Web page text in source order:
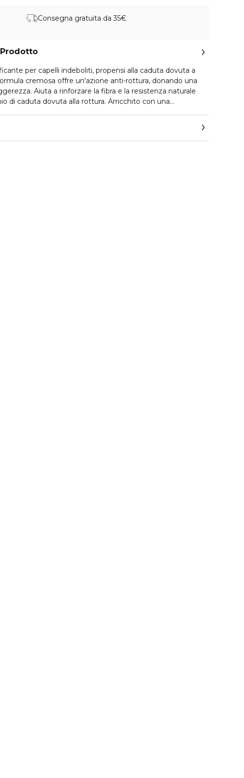
Consegna gratuita da 35€
per capelli indeboliti, propensi alla caduta dovuta a
cremosa offre un'azione anti-rottura, donando una
Aiuta a rinforzare la fibra e la resistenza naturale
di caduta dovuta alla rottura. Arricchito con una
immediatamente la fibra, donando una nutrizione
il capello. I capelli sono uniformi, brillanti e forti.